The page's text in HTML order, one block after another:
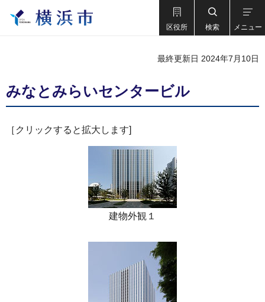
区役所 検索 メニュー
最終更新日 2024年7月10日
みなとみらいセンタービル
［クリックすると拡大します]
建物外観１